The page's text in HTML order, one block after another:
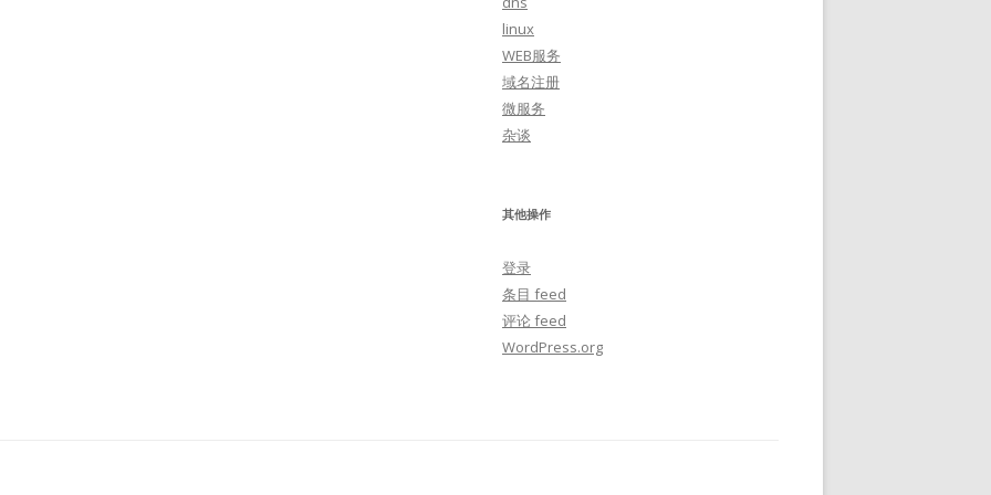
linux
WEB服务
域名注册
微服务
杂谈
其他操作
登录
条目 feed
评论 feed
WordPress.org